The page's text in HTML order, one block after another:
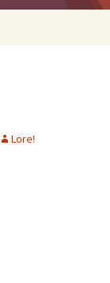
Lore!